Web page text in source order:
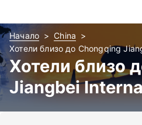
Начало
China
Хотели близо до Chongqing
Хотели близо
Jiangbei